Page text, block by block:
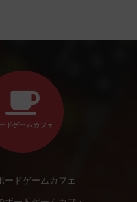
ドゲームカフェ
ードゲームカフェ